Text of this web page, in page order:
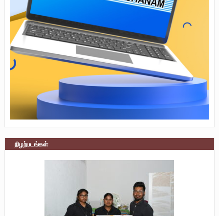
நிழற்படங்கள்